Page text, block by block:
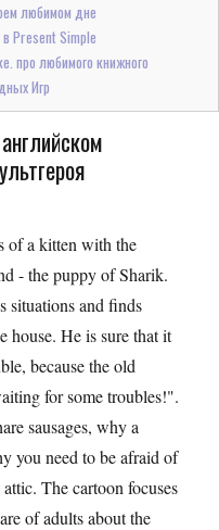
любимом дне
Present Simple
про любимого книжного
Игр
of a kitten with the
- the puppy of Sharik.
situations and finds
house. He is sure that it
because the old
for some troubles!".
sausages, why a
you need to be afraid of
The cartoon focuses
of adults about the